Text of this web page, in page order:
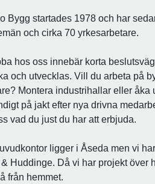
Bygg startades 1978 och har
och cirka 70 yrkesarbetare.
hos oss innebär korta
och utvecklas. Vill du arbeta på
Montera industrihallar eller åka
på jakt efter nya drivna
vad du just du har att erbjuda.
ligger i Åseda men vi
& Huddinge. Då vi har projekt över
från hemmet.